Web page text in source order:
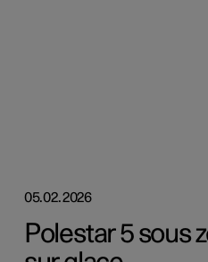
05.02.2026
Polestar 5 sous